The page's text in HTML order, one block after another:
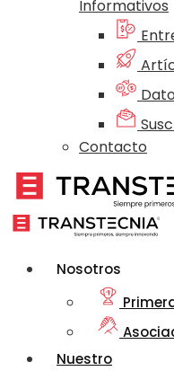
Informativos
Contacto
Nosotros
Nuestro